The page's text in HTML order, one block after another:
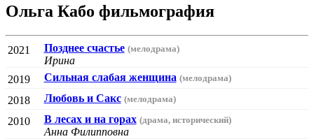
Ольга Кабо фильмография
2021 Позднее счастье (мелодрама)
Ирина
2019
Сильная слабая женщина (мелодрама)
2018 Любовь и Сакс (мелодрама)
2010 В лесах и на горах (драма, исторический)
Анна Филипповна